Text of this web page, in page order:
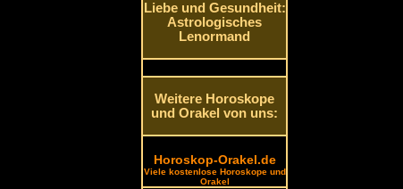
Liebe und Gesundheit:
Astrologisches
Lenormand
Weitere Horoskope
und Orakel von uns:
Horoskop-Orakel.de
Viele kostenlose Horoskope und
Orakel